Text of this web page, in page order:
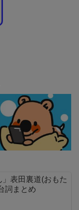
」表田裏道(おもた
詞まとめ